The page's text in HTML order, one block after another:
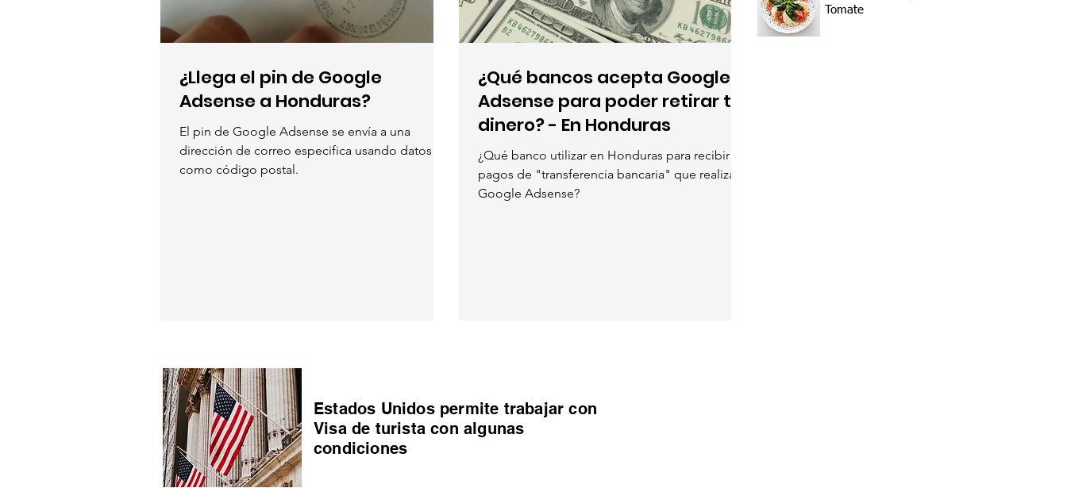
¿Llega el pin de Google
Adsense a Honduras?
El pin de Google Adsense se envía a una
dirección de correo especifica usando datos
como código postal.
¿Qué bancos acepta Google
Adsense para poder retirar tu
dinero? - En Honduras
¿Qué banco utilizar en Honduras para recibir los
pagos de "transferencia bancaria" que realiza
Google Adsense?
Tomate
Estados Unidos permite trabajar con
Visa de turista con algunas
condiciones